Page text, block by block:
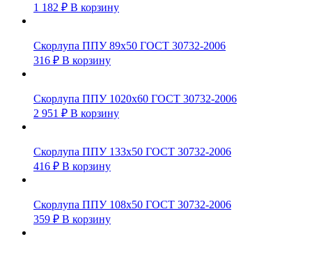
1 182 ₽ В корзину
Скорлупа ППУ 89х50 ГОСТ 30732-2006
316 ₽ В корзину
Скорлупа ППУ 1020х60 ГОСТ 30732-2006
2 951 ₽ В корзину
Скорлупа ППУ 133х50 ГОСТ 30732-2006
416 ₽ В корзину
Скорлупа ППУ 108х50 ГОСТ 30732-2006
359 ₽ В корзину